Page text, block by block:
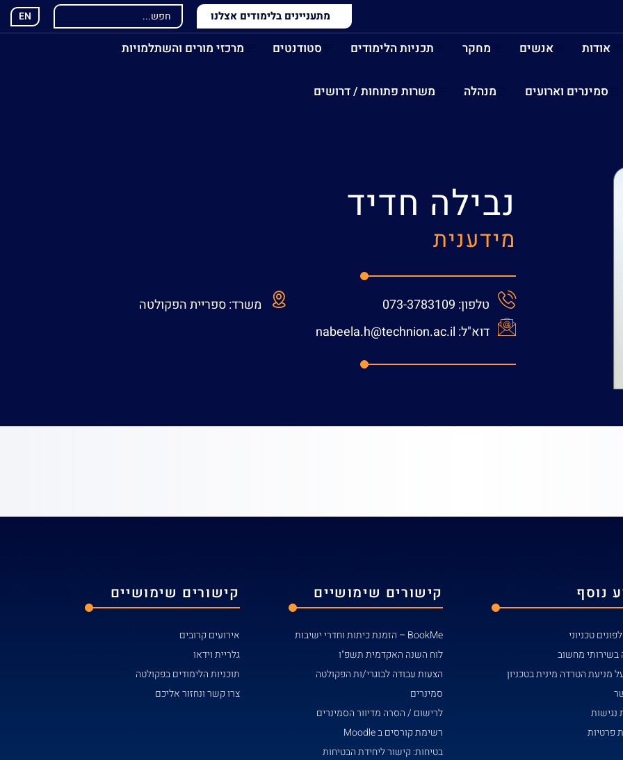
מתעניינים בלימודים אצלנו EN
אודות אנשים מחקר תכניות הלימודים סטודנטים מרכזי מורים והשתלמויות
סמינרים וארועים מנהלה משרות פתוחות / דרושים
נבילה חדיד
מידענית
נוסף
טכניוני
בשירותי מחשוב
מניעת הטרדה מינית בטכניון
נגישות
פרטיות
קישורים שימושיים
BookMe – הזמנת כיתות וחדרי ישיבות
לוח השנה האקדמית תשפ"ו
הצעות עבודה לבוגרי/ות הפקולטה
סמינרים
לרישום / הסרה מדיוור הסמינרים
רשימת קורסים ב Moodle
בטיחות: קישור ליחידת הבטיחות
קישורים שימושיים
אירועים קרובים
גלריית וידאו
תוכניות הלימודים בפקולטה
צרו קשר ונחזור אליכם